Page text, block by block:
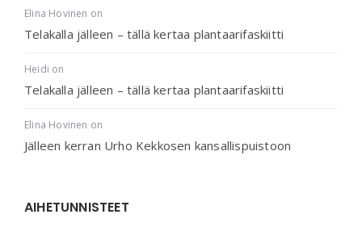
Elina Hovinen on
Telakalla jälleen – tällä kertaa plantaarifaskiitti
Heidi on
Telakalla jälleen – tällä kertaa plantaarifaskiitti
Elina Hovinen on
Jälleen kerran Urho Kekkosen kansallispuistoon
AIHETUNNISTEET